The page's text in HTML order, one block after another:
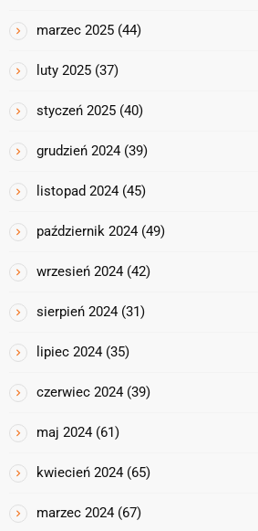
marzec 2025 (44)
luty 2025 (37)
styczeń 2025 (40)
grudzień 2024 (39)
listopad 2024 (45)
październik 2024 (49)
wrzesień 2024 (42)
sierpień 2024 (31)
lipiec 2024 (35)
czerwiec 2024 (39)
maj 2024 (61)
kwiecień 2024 (65)
marzec 2024 (67)